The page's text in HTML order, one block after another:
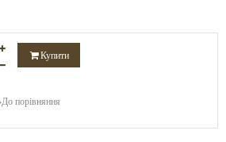
Купити
До порівняння